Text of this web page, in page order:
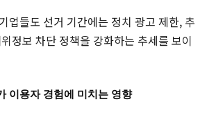
업들도 선거 기간에는 정치 광고 제한, 추
정보 차단 정책을 강화하는 추세를 보이
이용자 경험에 미치는 영향